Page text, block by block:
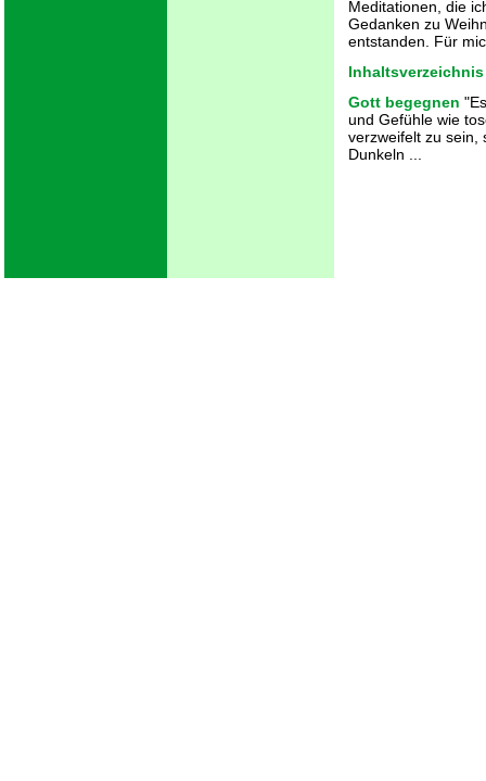
Meditationen, die
Gedanken zu
entstanden. Für
Inhaltsverzeichnis
Gott begegnen
und Gefühle wie
verzweifelt zu sein,
Dunkeln ...